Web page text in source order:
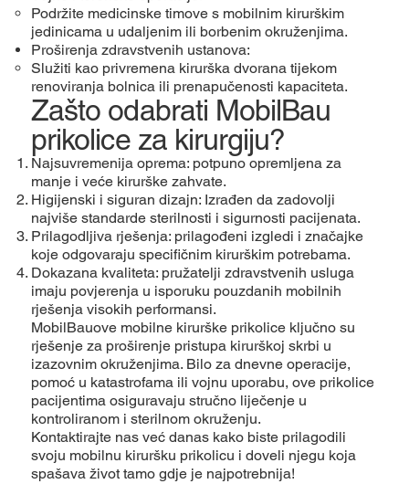
Podržite medicinske timove s mobilnim kirurškim
jedinicama u udaljenim ili borbenim okruženjima.
Proširenja zdravstvenih ustanova:
Služiti kao privremena kirurška dvorana tijekom
renoviranja bolnica ili prenapučenosti kapaciteta.
Zašto odabrati MobilBau
prikolice za kirurgiju?
Najsuvremenija oprema: potpuno opremljena za
manje i veće kirurške zahvate.
Higijenski i siguran dizajn: Izrađen da zadovolji
najviše standarde sterilnosti i sigurnosti pacijenata.
Prilagodljiva rješenja: prilagođeni izgledi i značajke
koje odgovaraju specifičnim kirurškim potrebama.
Dokazana kvaliteta: pružatelji zdravstvenih usluga
imaju povjerenja u isporuku pouzdanih mobilnih
rješenja visokih performansi.
MobilBauove mobilne kirurške prikolice ključno su
rješenje za proširenje pristupa kirurškoj skrbi u
izazovnim okruženjima. Bilo za dnevne operacije,
pomoć u katastrofama ili vojnu uporabu, ove prikolice
pacijentima osiguravaju stručno liječenje u
kontroliranom i sterilnom okruženju.
Kontaktirajte nas već danas kako biste prilagodili
svoju mobilnu kiruršku prikolicu i doveli njegu koja
spašava život tamo gdje je najpotrebnija!